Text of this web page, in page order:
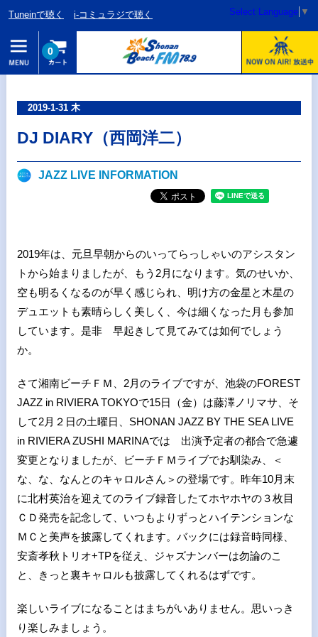
Tuneinで聴く i-コミュラジで聴く Select Language ▼
0
2019-1-31 木
DJ DIARY（西岡洋二）
JAZZ LIVE INFORMATION
2019年は、元旦早朝からのいってらっしゃいのアシスタン
トから始まりましたが、もう 2月になります。気のせいか、
空も明るくなるのが早く感じられ、明け方の金星と木星の
デュエットも素晴らしく美しく、今は細くなった月も参加
しています。是非 早起きして見てみては如何でしょう
か。
さて湘南ビーチＦＭ、 2月のライブですが、池袋のFOREST
JAZZ in RIVIERA TOKYOで15日（金）は藤澤ノリマサ、そ
して2月２日の土曜日、 SHONAN JAZZ BY THE SEA LIVE
in RIVIERA ZUSHI MARINAでは 出演予定者の都合で急遽
変更となりましたが、ビーチＦＭライブでお馴染み、＜
な、な、なんとのキャロルさん＞の登場です。昨年10月末
に北村英治を迎えてのライブ録音したてホヤホヤの３枚目
ＣＤ発売を記念して、いつもよりずっとハイテンションな
ＭＣと美声を披露してくれます。バックには録音時同様、
安斎孝秋トリオ+TPを従え、ジャズナンバーは勿論のこ
と、きっと裏キャロルも披露してくれるはずです。
楽しいライブになることはまちがいありません。思いっき
り楽しみましょう。